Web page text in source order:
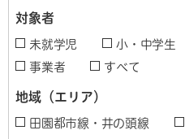
対象者
未就学児 小・中学生
事業者
すべて
地域（エリア）
田園都市線・井の頭線